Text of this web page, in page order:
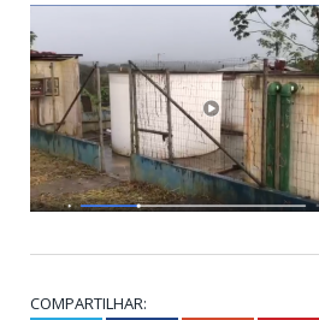
COMPARTILHAR: